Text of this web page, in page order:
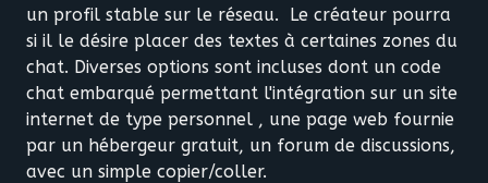
un profil stable sur le réseau. Le créateur pourra
si il le désire placer des textes à certaines zones du
chat. Diverses options sont incluses dont un code
chat embarqué permettant l'intégration sur un site
internet de type personnel , une page web fournie
par un hébergeur gratuit, un forum de discussions,
avec un simple copier/coller.